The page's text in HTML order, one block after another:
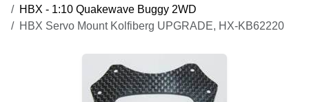
HBX - 1:10 Quakewave Buggy 2WD
HBX Servo Mount Kolfiberg UPGRADE, HX-KB62220